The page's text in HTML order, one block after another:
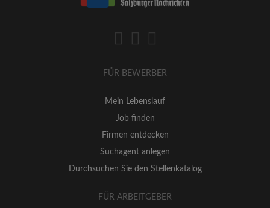
FÜR BEWERBER
Mein Lebenslauf
Job finden
Firmen entdecken
Suchagent anlegen
Durchsuchen Sie den Stellenkatalog
FÜR ARBEITGEBER